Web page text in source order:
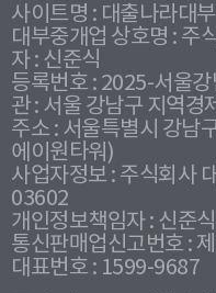
사이트명 : 대출나라대
대부중개업 상호명 : 주
자 : 신준식
등록번호 : 2025-서울
관 : 서울 강남구 지역
주소 : 서울특별시 강남
에이원타워)
사업자정보 : 주식회사
03602
개인정보책임자 : 신준식
통신판매업신고번호 :
대표번호 : 1599-9687